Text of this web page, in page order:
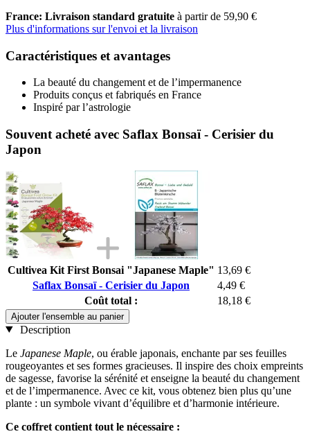
France: Livraison standard gratuite à partir de 59,90 €
Plus d'informations sur l'envoi et la livraison
Caractéristiques et avantages
La beauté du changement et de l’impermanence
Produits conçus et fabriqués en France
Inspiré par l’astrologie
Souvent acheté avec Saflax Bonsaï - Cerisier du
Japon
Cultivea Kit First Bonsai "Japanese Maple" 13,69 €
Saflax Bonsaï - Cerisier du Japon
4,49 €
Coût total :
18,18 €
Ajouter l'ensemble au panier
Description
Le Japanese Maple, ou érable japonais, enchante par ses feuilles
rougeoyantes et ses formes gracieuses. Il inspire des choix empreints
de sagesse, favorise la sérénité et enseigne la beauté du changement
et de l’impermanence. Avec ce kit, vous obtenez bien plus qu’une
plante : un symbole vivant d’équilibre et d’harmonie intérieure.
Ce coffret contient tout le nécessaire :